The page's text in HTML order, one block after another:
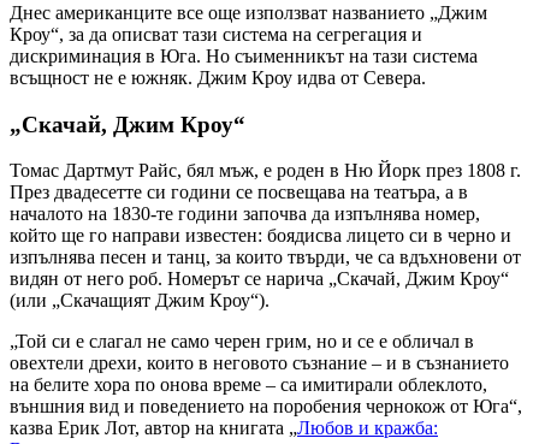
Днес американците все още използват названието „Джим
Кроу“, за да описват тази система на сегрегация и
дискриминация в Юга. Но съименникът на тази система
всъщност не е южняк. Джим Кроу идва от Севера.
„Скачай, Джим Кроу“
Томас Дартмут Райс, бял мъж, е роден в Ню Йорк през 1808 г.
През двадесетте си години се посвещава на театъра, а в
началото на 1830-те години започва да изпълнява номер,
който ще го направи известен: боядисва лицето си в черно и
изпълнява песен и танц, за които твърди, че са вдъхновени от
видян от него роб. Номерът се нарича „Скачай, Джим Кроу“
(или „Скачащият Джим Кроу“).
„Той си е слагал не само черен грим, но и се е обличал в
овехтели дрехи, които в неговото съзнание – и в съзнанието
на белите хора по онова време – са имитирали облеклото,
външния вид и поведението на поробения чернокож от Юга“,
казва Ерик Лот, автор на книгата „Любов и кражба: